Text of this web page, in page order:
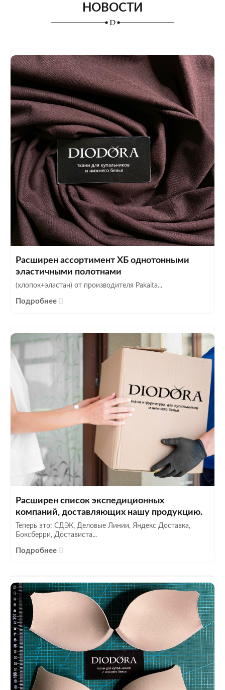
НОВОСТИ
Расширен ассортимент ХБ однотонными
эластичными полотнами
(хлопок+эластан) от производителя Pakaita...
Подробнее
Расширен список экспедиционных
компаний, доставляющих нашу продукцию.
Теперь это: СДЭК, Деловые Линии, Яндекс Доставка,
Боксберри, Достависта...
Подробнее